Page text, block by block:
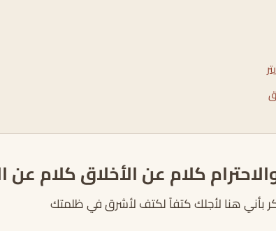
كلام عن الأخلاق كلام عن
بأني هنا لأجلك كتفاً لكتف لأشرق في ظلمتك